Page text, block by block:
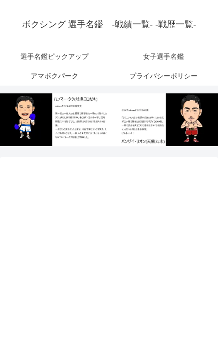
ボクシング 選手名鑑 -戦績一覧- -戦歴一覧-
選手名鑑ピックアップ 女子選手名鑑
アマボクパーク プライバシーポリシー